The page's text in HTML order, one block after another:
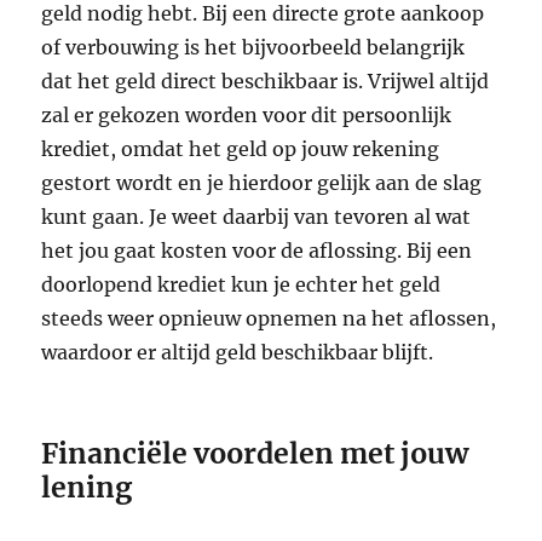
geld nodig hebt. Bij een directe grote aankoop
of verbouwing is het bijvoorbeeld belangrijk
dat het geld direct beschikbaar is. Vrijwel altijd
zal er gekozen worden voor dit persoonlijk
krediet, omdat het geld op jouw rekening
gestort wordt en je hierdoor gelijk aan de slag
kunt gaan. Je weet daarbij van tevoren al wat
het jou gaat kosten voor de aflossing. Bij een
doorlopend krediet kun je echter het geld
steeds weer opnieuw opnemen na het aflossen,
waardoor er altijd geld beschikbaar blijft.
Financiële voordelen met jouw
lening